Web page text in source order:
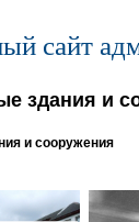
сайт
здания и
и сооружения